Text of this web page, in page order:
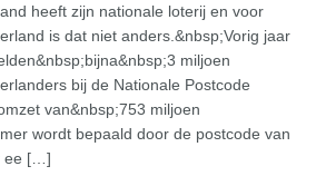
heeft zijn nationale loterij en voor
is dat niet anders.&nbsp;Vorig jaar
miljoen
bij de Nationale Postcode
van&nbsp;753 miljoen
wordt bepaald door de postcode van
ee […]